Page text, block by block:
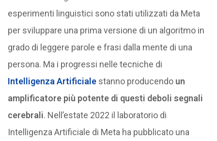
esperimenti linguistici sono stati utilizzati da Meta
per sviluppare una prima versione di un algoritmo in
grado di leggere parole e frasi dalla mente di una
persona. Ma i progressi nelle tecniche di
Intelligenza Artificialestanno producendo un
amplificatore più potente di questi deboli segnali
cerebrali. Nell’estate 2022 il laboratorio di
Intelligenza Artificiale di Meta ha pubblicato una